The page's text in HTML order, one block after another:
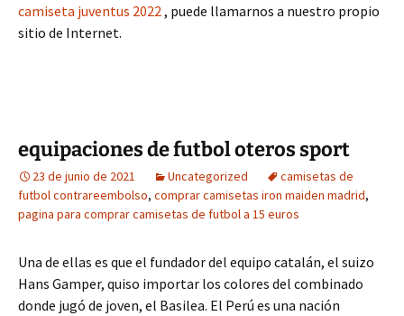
camiseta juventus 2022, puede llamarnos a nuestro propio
sitio de Internet.
equipaciones de futbol oteros sport
23 de junio de 2021 Uncategorized
camisetas de
futbol contrareembolso, comprar camisetas iron maiden madrid,
pagina para comprar camisetas de futbol a 15 euros
Una de ellas es que el fundador del equipo catalán, el suizo
Hans Gamper, quiso importar los colores del combinado
donde jugó de joven, el Basilea. El Perú es una nación